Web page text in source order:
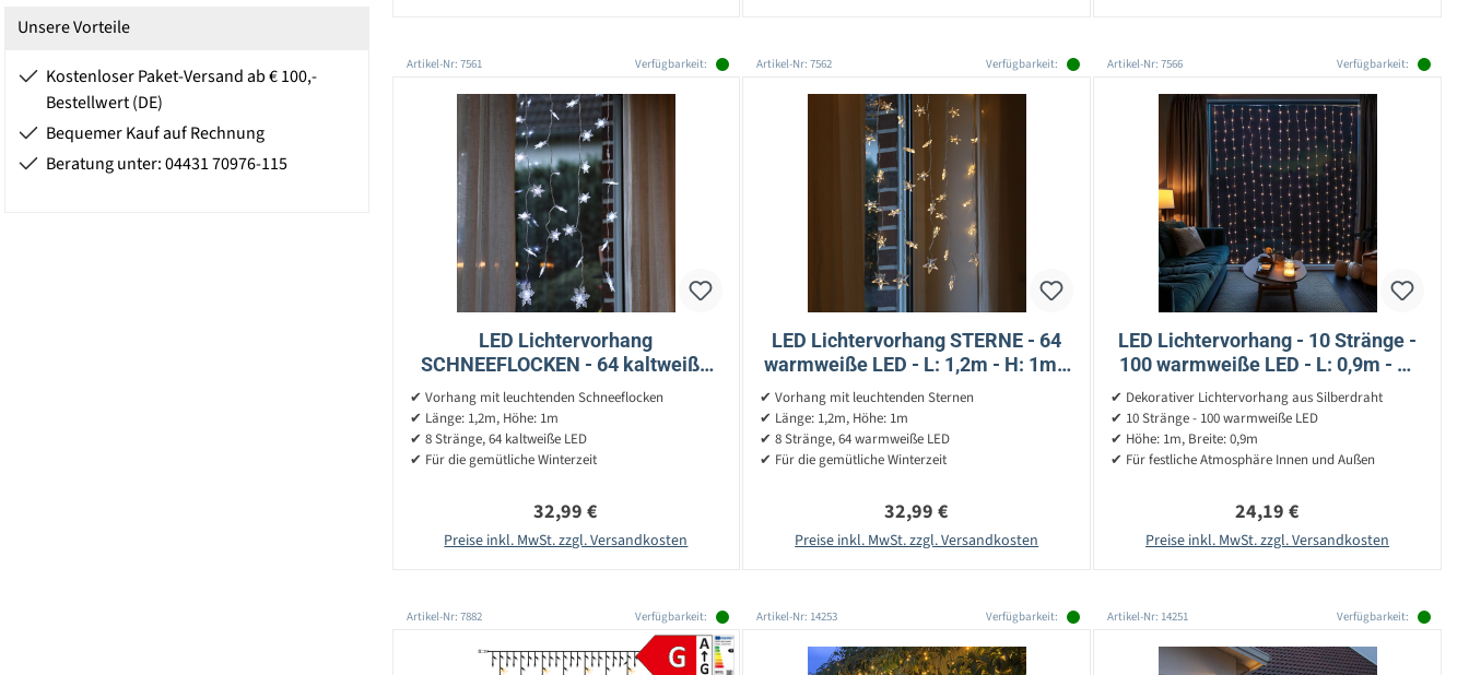
Unsere Vorteile
Kostenloser Paket-Versand ab € 100,-
Bestellwert (DE)
Bequemer Kauf auf Rechnung
Beratung unter: 04431 70976-115
Artikel-Nr: 7561 Verfügbarkeit:
LED Lichtervorhang
SCHNEEFLOCKEN - 64 kaltweiße
LED - L: 1,2m - H: 1m - Trafo - für
Innen - transp.
✔ Vorhang mit leuchtenden Schneeflocken
✔ Länge: 1,2m, Höhe: 1m
✔ 8 Stränge, 64 kaltweiße LED
✔ Für die gemütliche Winterzeit
Regulärer Preis:
32,99 €
Preise inkl. MwSt. zzgl. Versandkosten
Artikel-Nr: 7562 Verfügbarkeit:
LED Lichtervorhang STERNE - 64
warmweiße LED - L: 1,2m - H: 1m -
Trafo - für Innen - transparent
✔ Vorhang mit leuchtenden Sternen
✔ Länge: 1,2m, Höhe: 1m
✔ 8 Stränge, 64 warmweiße LED
✔ Für die gemütliche Winterzeit
Regulärer Preis:
32,99 €
Preise inkl. MwSt. zzgl. Versandkosten
Artikel-Nr: 7566 Verfügbarkeit:
LED Lichtervorhang - 10 Stränge -
100 warmweiße LED - L: 0,9m - H:
1m - Außentrafo - silber
✔ Dekorativer Lichtervorhang aus Silberdraht
✔ 10 Stränge - 100 warmweiße LED
✔ Höhe: 1m, Breite: 0,9m
✔ Für festliche Atmosphäre Innen und Außen
Regulärer Preis:
24,19 €
Preise inkl. MwSt. zzgl. Versandkosten
Artikel-Nr: 7882 Verfügbarkeit: Artikel-Nr: 14253 Verfügbarkeit: Artikel-Nr: 14251 Verfügbarkeit: